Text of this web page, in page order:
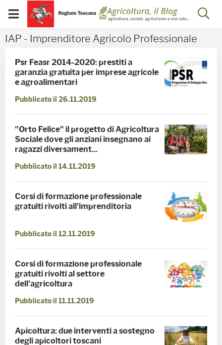
Skip to Main Content
Visualizza/chiudi
menu
mobile
IAP - Imprenditore
IAP - Imprenditore Agricolo Professionale
Psr Feasr 2014-2020: prestiti a
garanzia gratuita per imprese agricole
e agroalimentari
Pubblicato il 26.11.2019
"Orto Felice" il progetto di Agricoltura
Sociale dove gli anziani insegnano ai
ragazzi diversament...
Pubblicato il 14.11.2019
Corsi di formazione professionale
gratuiti rivolti all'imprenditoria
Pubblicato il 12.11.2019
Corsi di formazione professionale
gratuiti rivolti al settore
dell'agricoltura
Pubblicato il 11.11.2019
Apicoltura: due interventi a sostegno
degli apicoltori toscani